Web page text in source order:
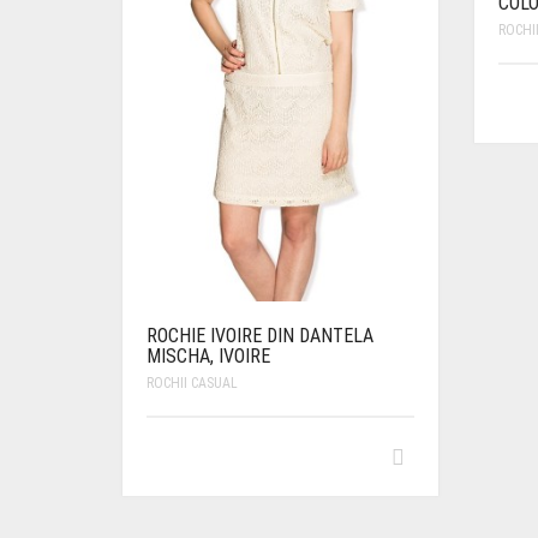
ROCHIE IVOIRE DIN DANTELA
MISCHA, IVOIRE
ROCHII CASUAL